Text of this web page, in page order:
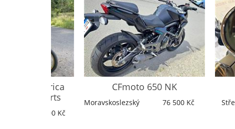
CFmoto650 NK
Moravskoslezský 76 500 Kč Středočeský